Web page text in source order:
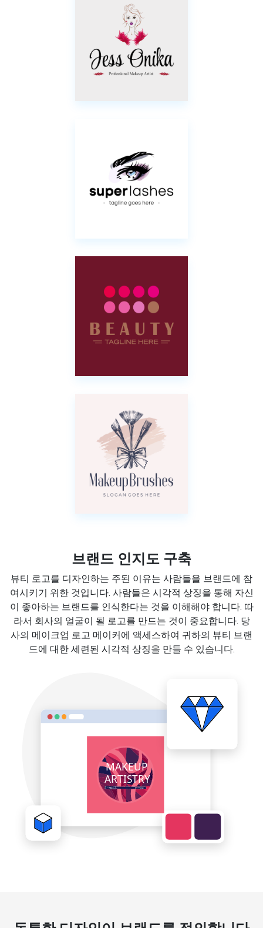
브랜드 인지도 구축
뷰티 로고를 디자인하는 주된 이유는 사람들을 브랜드에 참
여시키기 위한 것입니다. 사람들은 시각적 상징을 통해 자신
이 좋아하는 브랜드를 인식한다는 것을 이해해야 합니다. 따
라서 회사의 얼굴이 될 로고를 만드는 것이 중요합니다. 당
사의 메이크업 로고 메이커에 액세스하여 귀하의 뷰티 브랜
드에 대한 세련된 시각적 상징을 만들 수 있습니다.